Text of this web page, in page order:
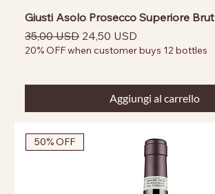
Giusti Asolo Prosecco Superiore Brut
Prezzo regolare
35,00 USD Prezzo scontato
24,50 USD
20% OFF when customer buys 12 bottles
Aggiungi al carrello
50% OFF